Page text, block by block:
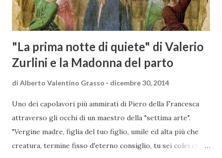
dell’evento, Christian Bauer, austriaco ed esperto di vini e
conoscitore dei mercati di lingua tedes...
"La prima notte di quiete" di Valerio
Zurlini e la Madonna del parto
di Alberto Valentino Grasso dicembre 30, 2014
Uno dei capolavori più ammirati di Piero della Francesca
attraverso gli occhi di un maestro della "settima arte".
"Vergine madre, figlia del tuo figlio, umile ed alta più che
creatura, termine fisso d'eterno consiglio, tu sei colei che